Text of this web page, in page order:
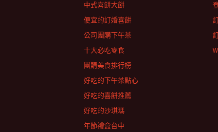
中式喜餅大餅
便宜的訂婚喜餅
公司團購下午茶
十大必吃零食
團購美食排行榜
好吃的下午茶點心
好吃的喜餅推薦
好吃的沙琪瑪
年節禮盒台中